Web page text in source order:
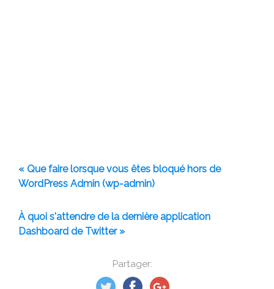
Partager:
« Que faire lorsque vous êtes bloqué hors de
WordPress Admin (wp-admin)
À quoi s'attendre de la dernière application
Dashboard de Twitter »